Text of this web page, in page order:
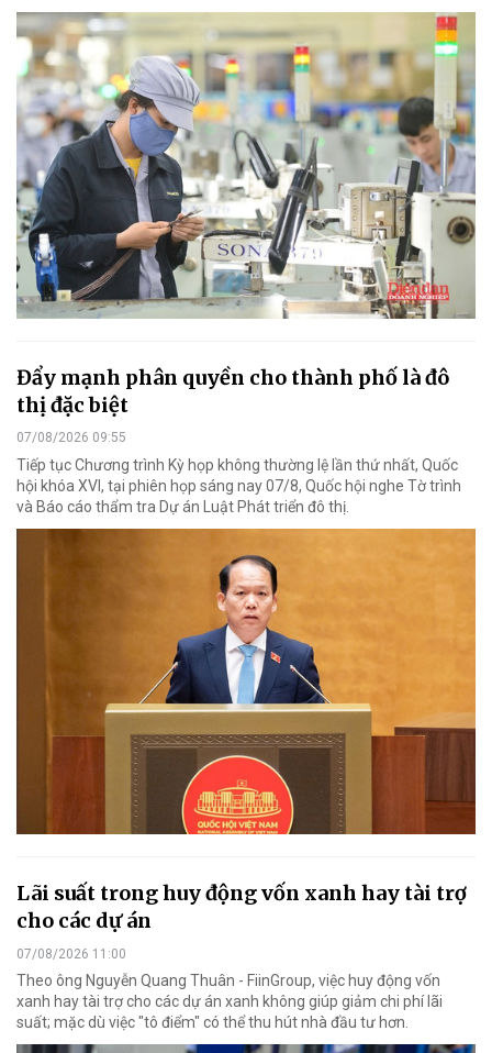
Đẩy mạnh phân quyền cho thành phố là đô
thị đặc biệt
07/08/2026 09:55
Tiếp tục Chương trình Kỳ họp không thường lệ lần thứ nhất, Quốc
hội khóa XVI, tại phiên họp sáng nay 07/8, Quốc hội nghe Tờ trình
và Báo cáo thẩm tra Dự án Luật Phát triển đô thị.
Lãi suất trong huy động vốn xanh hay tài trợ
cho các dự án
07/08/2026 11:00
Theo ông Nguyễn Quang Thuân - FiinGroup, việc huy động vốn
xanh hay tài trợ cho các dự án xanh không giúp giảm chi phí lãi
suất; mặc dù việc "tô điểm" có thể thu hút nhà đầu tư hơn.